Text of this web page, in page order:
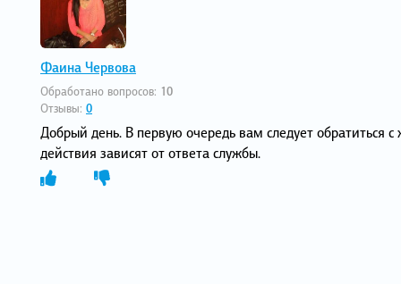
Фаина Червова
Обработано вопросов: 10
Отзывы: 0
Добрый день. В первую очередь вам следует
действия зависят от ответа службы.